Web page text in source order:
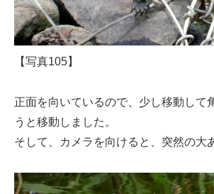
【写真105】
正面を向いているので、少し移動して
うと移動しました。
そして、カメラを向けると、突然の大